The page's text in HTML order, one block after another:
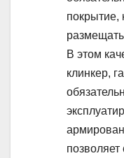
покрытие,
В этом
клинкер,